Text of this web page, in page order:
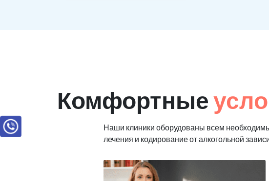
Комфортные
Наши клиники оборудованы всем
лечения и кодирование от алкогольной